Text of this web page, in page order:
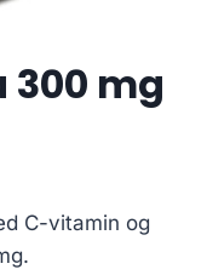
300 mg
C-vitamin og